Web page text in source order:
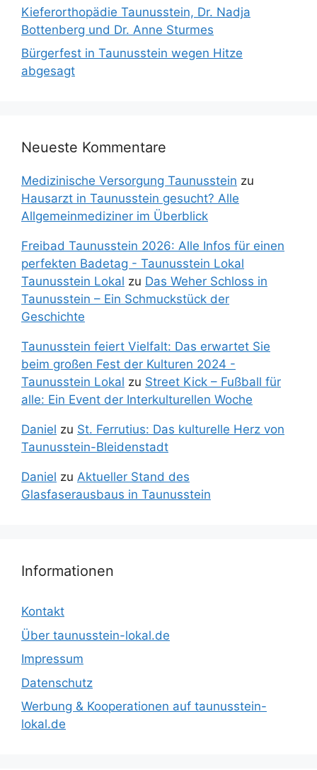
Kieferorthopädie Taunusstein, Dr. Nadja
Bottenberg und Dr. Anne Sturmes
Bürgerfest in Taunusstein wegen Hitze
abgesagt
Neueste Kommentare
Medizinische Versorgung Taunusstein zu
Hausarzt in Taunusstein gesucht? Alle
Allgemeinmediziner im Überblick
Freibad Taunusstein 2026: Alle Infos für einen
perfekten Badetag - Taunusstein Lokal
Taunusstein Lokal zu Das Weher Schloss in
Taunusstein – Ein Schmuckstück der
Geschichte
Taunusstein feiert Vielfalt: Das erwartet Sie
beim großen Fest der Kulturen 2024 -
Taunusstein Lokal zu Street Kick – Fußball für
alle: Ein Event der Interkulturellen Woche
Daniel zu St. Ferrutius: Das kulturelle Herz von
Taunusstein-Bleidenstadt
Daniel zu Aktueller Stand des
Glasfaserausbaus in Taunusstein
Informationen
Kontakt
Über taunusstein-lokal.de
Impressum
Datenschutz
Werbung & Kooperationen auf taunusstein-
lokal.de